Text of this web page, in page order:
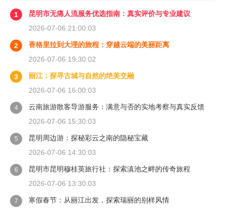
1
昆明市无痛人流服务优选指南：真实评价与专业建议
2026-07-06 21:00:03
2
香格里拉到大理的旅程：穿越云端的美丽距离
2026-07-06 19:30:02
3
丽江：探寻古城与自然的绝美交融
2026-07-06 16:00:03
4
云南旅游散客导游服务：满意与否的实地考察与真实反馈
2026-07-06 15:30:03
5
昆明周边游：探秘彩云之南的隐秘宝藏
2026-07-06 14:30:03
6
昆明市昆明穆桂英旅行社：探索滇池之畔的传奇旅程
2026-07-06 13:30:03
7
寒假春节：从丽江出发，探索瑞丽的别样风情